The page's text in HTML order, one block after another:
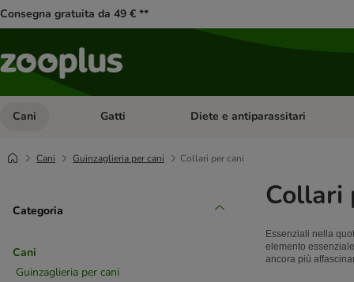
Consegna gratuita da 49 € **
Cani Apri Menu Categoria: Cani
Gatti Apri Menu Categoria: Gatti
Diete e antiparassitari
Cani Guinzaglieria per cani Collari per cani
Categoria
Cani
Guinzaglieria per cani
Collari
Essenziali nella
elemento
ancora più